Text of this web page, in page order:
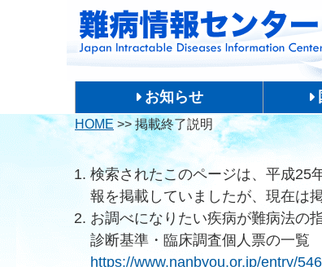
お知らせ
HOME>>掲載終了説明
検索されたこのページは、平成25
報を掲載していましたが、現在は
お調べになりたい疾病が難病法の
診断基準・臨床調査個人票の一覧
https://www.nanbyou.or.jp/entry/